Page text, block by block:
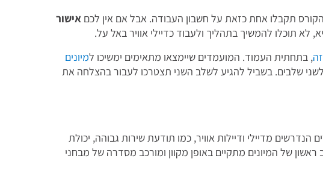
תקבלו אחת כזאת על חשבון העבודה. אבל אם אין לכם אישור
לא תוכלו להמשיך בתהליך ולעבוד כדיילי אוויר באל על.
, בתחתית העמוד. המועמדים שיימצאו מתאימים ימשיכו למיונים
שלבים. בשביל להגיע לשלב השני תצטרכו לעבור בהצלחה את
הנדרשים מדיילי ודיילות אוויר, כמו תודעת שירות גבוהה, יכולת
של המיונים מתקיים באופן מקוון ומורכב מסדרה של מבחני